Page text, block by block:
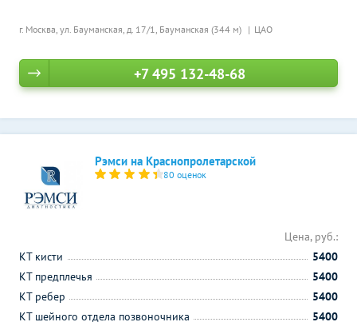
г. Москва, ул. Бауманская, д. 17/1, Бауманская (344 м) ЦАО
+7 495 132-48-68
Рэмси на Краснопролетарской
80 оценок
Цена, руб.:
КТ кисти
5400
КТ предплечья
5400
КТ ребер
5400
КТ шейного отдела позвоночника
5400